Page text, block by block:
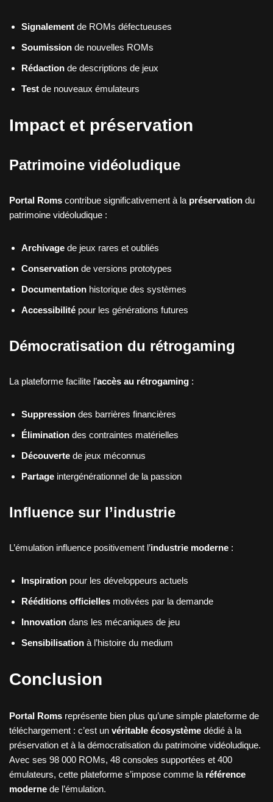
Signalement de ROMs défectueuses
Soumission de nouvelles ROMs
Rédaction de descriptions de jeux
Test de nouveaux émulateurs
Impact et préservation
Patrimoine vidéoludique
Portal Roms contribue significativement à la préservation du
patrimoine vidéoludique :
Archivage de jeux rares et oubliés
Conservation de versions prototypes
Documentation historique des systèmes
Accessibilité pour les générations futures
Démocratisation du rétrogaming
La plateforme facilite l’accès au rétrogaming :
Suppression des barrières financières
Élimination des contraintes matérielles
Découverte de jeux méconnus
Partage intergénérationnel de la passion
Influence sur l’industrie
L’émulation influence positivement l’industrie moderne :
Inspiration pour les développeurs actuels
Rééditions officielles motivées par la demande
Innovation dans les mécaniques de jeu
Sensibilisation à l’histoire du medium
Conclusion
Portal Roms représente bien plus qu’une simple plateforme de
téléchargement : c’est un véritable écosystème dédié à la
préservation et à la démocratisation du patrimoine vidéoludique.
Avec ses 98 000 ROMs, 48 consoles supportées et 400
émulateurs, cette plateforme s’impose comme la référence
moderne de l’émulation.